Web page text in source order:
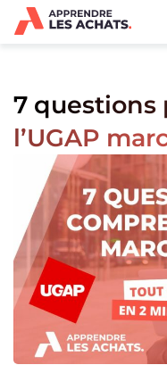
7 questions
l’UGAP